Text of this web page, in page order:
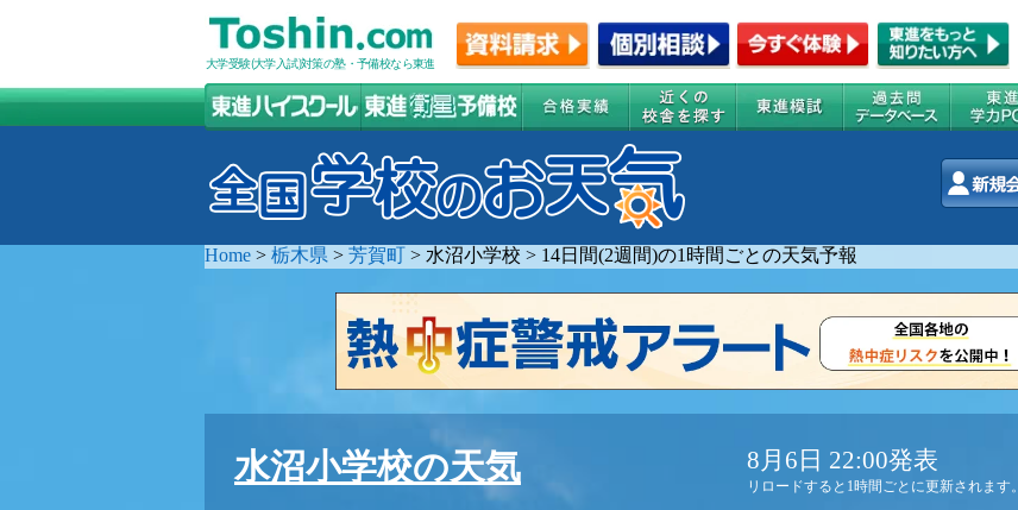
大学受験(大学入試)対策の塾・予備校なら東進
Home > 栃木県 > 芳賀町 > 水沼小学校 > 14日間(2週間)の1時間ごとの天気予報
水沼小学校の天気 8月6日 22:00発表
リロードすると1時間ごとに更新されます。